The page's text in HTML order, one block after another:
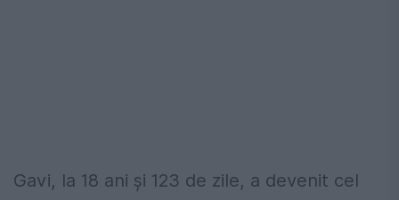
Gavi, la 18 ani şi 123 de zile, a devenit cel